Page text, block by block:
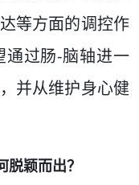
等方面的调控作
通过肠-脑轴进一
并从维护身心健
颖而出？